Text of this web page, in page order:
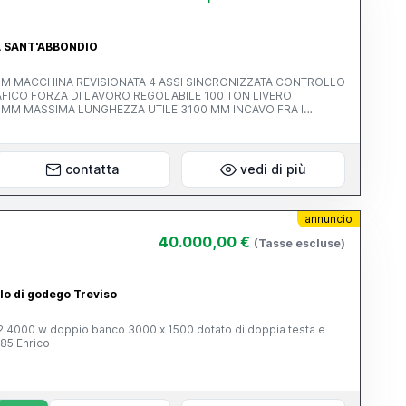
LIVERO
FRA I
contatta vedi di più
annuncio
40.000,00 € (Tasse escluse)
di godego Treviso
Enrico